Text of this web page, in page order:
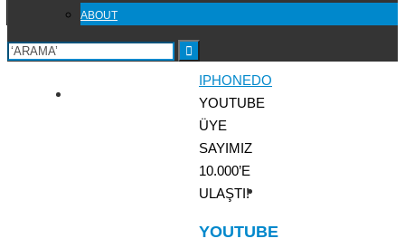
ABOUT
HOME
IPHONEDO
YOUTUBE
ÜYE
SAYIMIZ
10.000’E
ULAŞTI!
YOUTUBE